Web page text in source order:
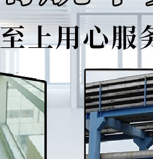
如何判断喷塑桥架的质量好
在购买母线槽时有哪些注意
正确选择托盘式桥架需要注
托盘式桥架服役期间的运维